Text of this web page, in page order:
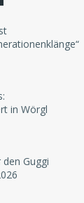
in Wörgl
Guggi